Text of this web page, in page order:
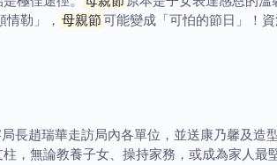
情勒」， 母親節可能變成「可怕的節日」！
長趙瑞華走訪局內各單位，並送康乃馨及造
，無論教養子女、操持家務，或成為家人最